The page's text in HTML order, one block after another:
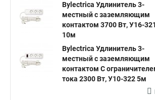
Bylectrica Удлинитель 3-
местный с заземляющим
контактом 3700 Вт, У16-321
10м
Bylectrica Удлинитель 3-
местный с заземляющим
контактом С
тока 2300 Вт, У10-322 5м